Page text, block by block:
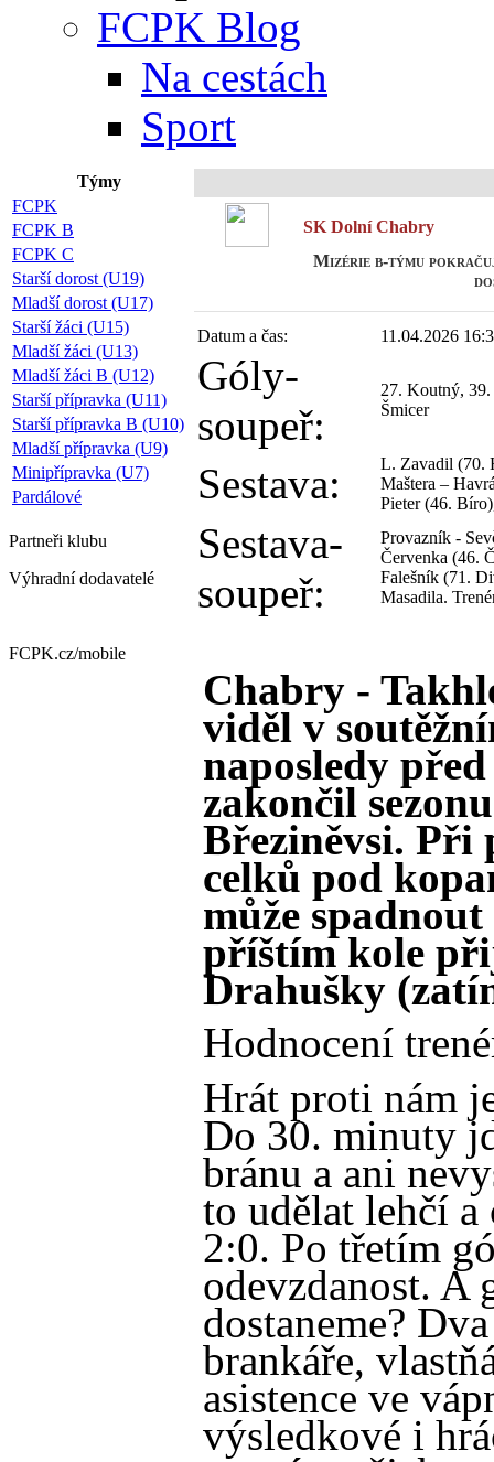
FCPK Blog
Na cestách
Sport
Týmy
FCPK
FCPK B
FCPK C
Starší dorost (U19)
Mladší dorost (U17)
Starší žáci (U15)
Mladší žáci (U13)
Mladší žáci B (U12)
Starší přípravka (U11)
Starší přípravka B (U10)
Mladší přípravka (U9)
Minipřípravka (U7)
Pardálové
Partneři klubu
Výhradní dodavatelé
FCPK.cz/mobile
SK Dolní Chabry
Mizérie b-týmu
Datum a čas: 11.04.2026
Góly-
soupeř:
27. Koutný,
Šmicer
Sestava:
L. Zavadil (70.
Maštera –
Pieter (46.
Sestava-
soupeř:
Provazník -
Červenka (46.
Falešník (71.
Masadila.
Chabry -
viděl v
naposledy
zakončil
Březiněvsi. Při
celků pod
může
příštím kole
Drahušky
Hodnocení
Hrát proti nám
Do 30. minuty
bránu a ani
to udělat lehčí a
2:0. Po třetím
odevzdanost. A
dostaneme?
brankáře,
asistence ve
výsledkové i